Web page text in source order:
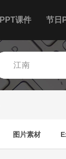
PPT课件 节日
图片素材